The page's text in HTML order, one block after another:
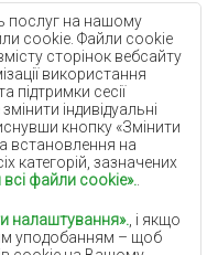
послуг на нашому
cookie. Файли cookie
сторінок вебсайту
використання
підтримки сесії
індивідуальні
кнопку «Змінити
встановлення на
категорій, зазначених
файли cookie».
налаштування». , і якщо
уподобанням – щоб